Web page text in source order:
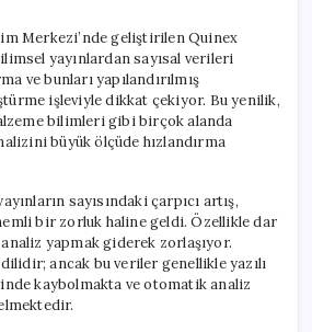
Dönem:
Quinex
Yapay
Zeka
Sistemi
için
Merkezi’nde geliştirilen Quinex
yayınlardan sayısal verileri
ve bunları yapılandırılmış
işleviyle dikkat çekiyor. Bu yenilik,
bilimleri gibi birçok alanda
büyük ölçüde hızlandırma
sayısındaki çarpıcı artış,
bir zorluk haline geldi. Özellikle dar
yapmak giderek zorlaşıyor.
ancak bu veriler genellikle yazılı
kaybolmakta ve otomatik analiz